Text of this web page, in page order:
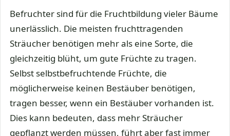
Befruchter sind für die Fruchtbildung vieler Bäume
unerlässlich. Die meisten fruchttragenden
Sträucher benötigen mehr als eine Sorte, die
gleichzeitig blüht, um gute Früchte zu tragen.
Selbst selbstbefruchtende Früchte, die
möglicherweise keinen Bestäuber benötigen,
tragen besser, wenn ein Bestäuber vorhanden ist.
Dies kann bedeuten, dass mehr Sträucher
gepflanzt werden müssen, führt aber fast immer